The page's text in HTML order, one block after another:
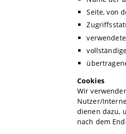
Seite, von
Cookies
Wir
Nutzer/
dienen dazu,
nach dem